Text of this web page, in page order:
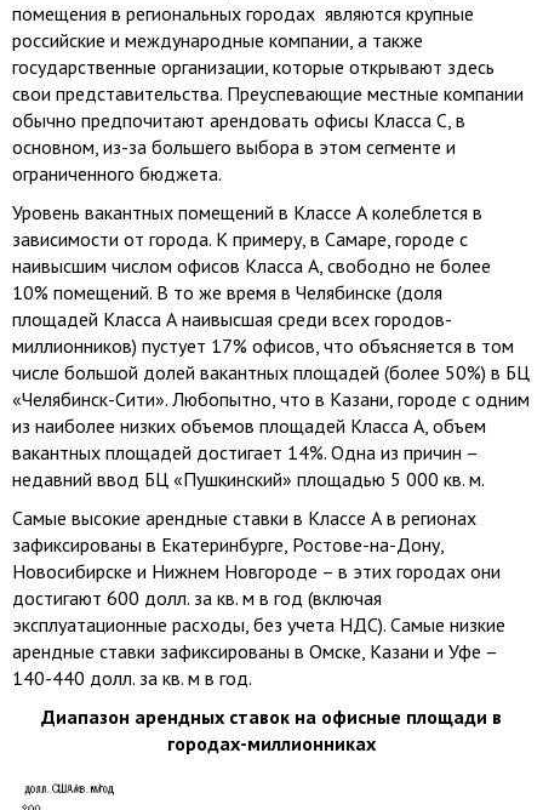
помещения в региональных городах являются крупные
российские и международные компании, а также
государственные организации, которые открывают здесь
свои представительства. Преуспевающие местные компании
обычно предпочитают арендовать офисы Класса С, в
основном, из-за большего выбора в этом сегменте и
ограниченного бюджета.
Уровень вакантных помещений в Классе А колеблется в
зависимости от города. К примеру, в Самаре, городе с
наивысшим числом офисов Класса А, свободно не более
10% помещений. В то же время в Челябинске (доля
площадей Класса А наивысшая среди всех городов-
миллионников) пустует 17% офисов, что объясняется в том
числе большой долей вакантных площадей (более 50%) в БЦ
«Челябинск-Сити». Любопытно, что в Казани, городе с одним
из наиболее низких объемов площадей Класса А, объем
вакантных площадей достигает 14%. Одна из причин –
недавний ввод БЦ «Пушкинский» площадью 5 000 кв. м.
Самые высокие арендные ставки в Классе А в регионах
зафиксированы в Екатеринбурге, Ростове-на-Дону,
Новосибирске и Нижнем Новгороде – в этих городах они
достигают 600 долл. за кв. м в год (включая
эксплуатационные расходы, без учета НДС). Самые низкие
арендные ставки зафиксированы в Омске, Казани и Уфе –
140-440 долл. за кв. м в год.
Диапазон арендных ставок на офисные площади в
городах-миллионниках